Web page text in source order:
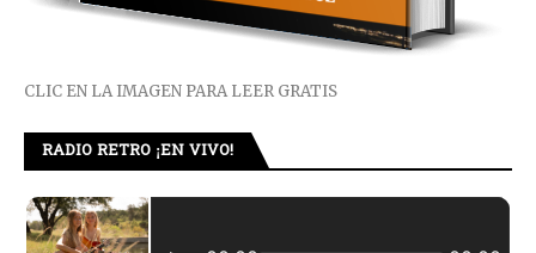
CLIC EN LA IMAGEN PARA LEER GRATIS
RADIO RETRO ¡EN VIVO!